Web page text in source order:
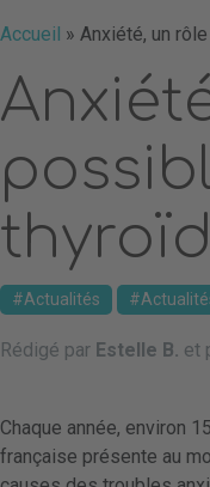
Accueil » Anxiété, un
Actualités
Rédigé par Estelle B. et
Chaque année, environ
française présente au